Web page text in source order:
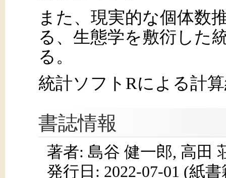
また、現実的な個体数
る、生態学を敷衍した
る。
統計ソフトRによる計
書誌情報
著者: 島谷 健一郎, 高田
発行日: 2022-07-01 (紙書